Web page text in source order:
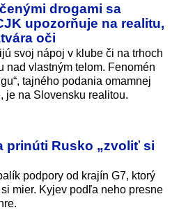
drogami sa
upozorňuje na realitu,
oči
svoj nápoj v klube či na trhoch
nad vlastným telom. Fenomén
tajného podania omamnej
je na Slovensku realitou.
prinúti Rusko „zvoliť si
podpory od krajín G7, ktorý
mier. Kyjev podľa neho presne